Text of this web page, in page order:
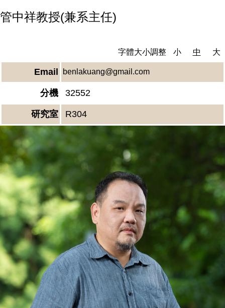
管中祥教授(兼系主任)
字體大小調整 小 中 大
Email benlakuang@gmail.com
分機 32552
研究室 R304